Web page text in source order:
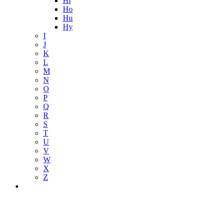
Ho
Hu
Hy
I
J
K
L
M
N
O
P
Q
R
S
T
U
V
W
X
Z